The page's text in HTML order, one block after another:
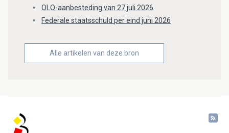
OLO-aanbesteding van 27 juli 2026
Federale staatsschuld per eind juni 2026
Alle artikelen van deze bron